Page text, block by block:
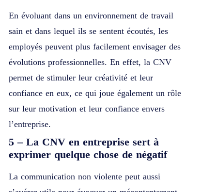
En évoluant dans un environnement de travail
sain et dans lequel ils se sentent écoutés, les
employés peuvent plus facilement envisager des
évolutions professionnelles. En effet, la CNV
permet de stimuler leur créativité et leur
confiance en eux, ce qui joue également un rôle
sur leur motivation et leur confiance envers
l’entreprise.
5 – La CNV en entreprise sert à
exprimer quelque chose de négatif
La communication non violente peut aussi